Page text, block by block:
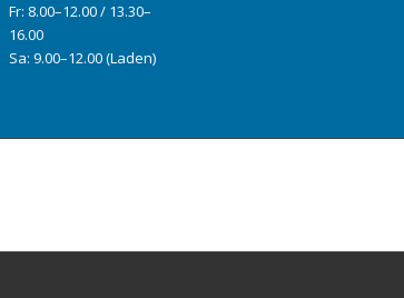
Fr: 8.00–12.00 / 13.30–
16.00
Sa: 9.00–12.00 (Laden)